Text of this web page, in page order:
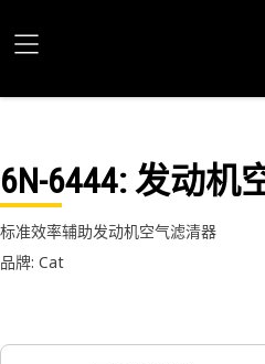
6N-6444: 发动机
标准效率辅助发动机空气滤清器
品牌: Cat